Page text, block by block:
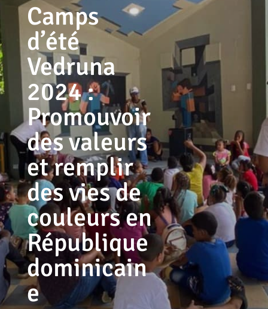
Camps
d’été
Vedruna
2024 :
Promouvoir
des valeurs
et remplir
des vies de
couleurs en
République
dominicain
e